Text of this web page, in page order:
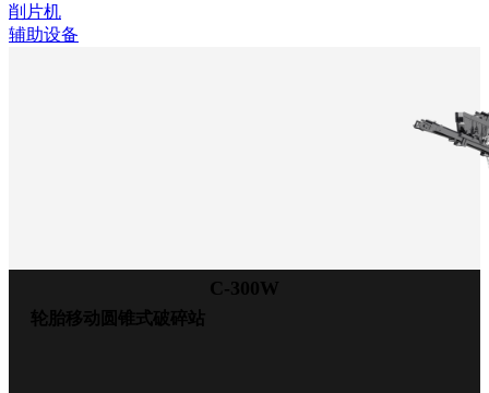
削片机
辅助设备
C-300W
轮胎移动圆锥式破碎站